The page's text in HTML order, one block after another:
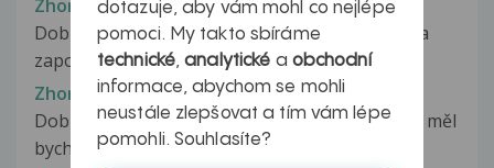
Zhoršující se zapomětlivost
Dobrý den, tatínek byl odjakživa dost roztržitý a
zapomínal, ale nejhorší, co...
Zhoršující se zrak
Dobrý den, mám zákalky ve sklivci (ty plovoucí), měl
bych nosit brýle na dálku,...
dotazuje, aby vám mohl co nejlépe
pomoci. My takto sbíráme
technické,analytické a obchodní
informace, abychom se mohli
neustále zlepšovat a tím vám lépe
pomohli. Souhlasíte?